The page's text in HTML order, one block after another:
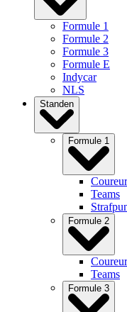
Formule 1
Formule 2
Formule 3
Formule E
Indycar
NLS
Standen
Formule 1
Teams
Formule 2
Teams
Formule 3